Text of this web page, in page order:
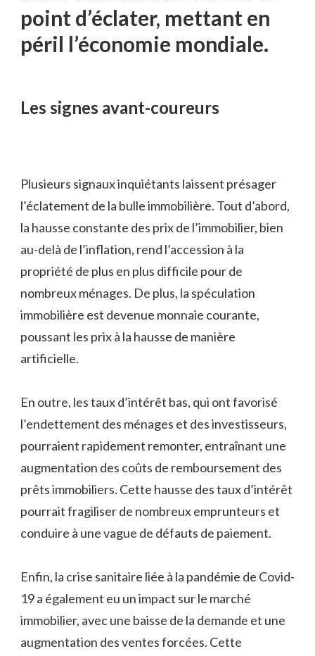
point d’éclater, mettant en
péril l’économie mondiale.
Les signes avant-coureurs
Plusieurs signaux inquiétants laissent présager
l’éclatement de la bulle immobilière. Tout d’abord,
la hausse constante des prix de l’immobilier, bien
au-delà de l’inflation, rend l’accession à la
propriété de plus en plus difficile pour de
nombreux ménages. De plus, la spéculation
immobilière est devenue monnaie courante,
poussant les prix à la hausse de manière
artificielle.
En outre, les taux d’intérêt bas, qui ont favorisé
l’endettement des ménages et des investisseurs,
pourraient rapidement remonter, entraînant une
augmentation des coûts de remboursement des
prêts immobiliers. Cette hausse des taux d’intérêt
pourrait fragiliser de nombreux emprunteurs et
conduire à une vague de défauts de paiement.
Enfin, la crise sanitaire liée à la pandémie de Covid-
19 a également eu un impact sur le marché
immobilier, avec une baisse de la demande et une
augmentation des ventes forcées. Cette